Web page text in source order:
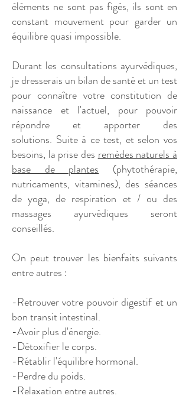
éléments ne sont pas figés, ils sont en
constant mouvement pour garder un
équilibre quasi impossible.
Durant les consultations ayurvédiques,
je dresserais un bilan de santé et un test
pour connaître votre constitution de
naissance et l'actuel, pour pouvoir
répondre et apporter des
solutions. Suite à ce test, et selon vos
besoins, la prise des remèdes naturels à
base de plantes (phytothérapie,
nutricaments, vitamines), des séances
de yoga, de respiration et / ou des
massages ayurvédiques seront
conseillés.
On peut trouver les bienfaits suivants
entre autres :
-Retrouver votre pouvoir digestif et un
bon transit intestinal.
-Avoir plus d'énergie.
-Détoxifier le corps.
-Rétablir l'équilibre hormonal.
-Perdre du poids.
-Relaxation entre autres.